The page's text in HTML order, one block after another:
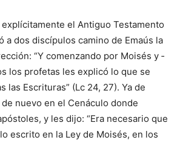
el Antiguo Testamento
a dos discípulos camino de Emaús la
“Y comenzando por Moisés y
los profetas les explicó lo que se
las Escrituras” (Lc 24, 27). Ya de
nue­vo en el Cená­culo donde
y les dijo: “Era necesario que
escrito en la Ley de Moisés, en los